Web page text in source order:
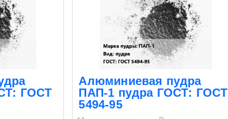
ГОСТ
Алюминиевая пудра
ПАП-1 пудра ГОСТ: ГОСТ
5494-95